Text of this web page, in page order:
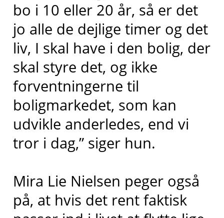
bo i 10 eller 20 år, så er det
jo alle de dejlige timer og det
liv, I skal have i den bolig, der
skal styre det, og ikke
forventningerne til
boligmarkedet, som kan
udvikle anderledes, end vi
tror i dag,” siger hun.
Mira Lie Nielsen peger også
på, at hvis det rent faktisk